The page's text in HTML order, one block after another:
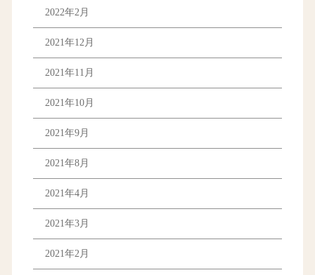
2022年2月
2021年12月
2021年11月
2021年10月
2021年9月
2021年8月
2021年4月
2021年3月
2021年2月